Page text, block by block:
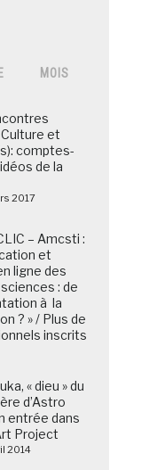
MOIS
et
comptes-
de la
2017
– Amcsti :
et
ligne des
: de
à la
? » / Plus de
inscrits
« dieu » du
d’Astro
entrée dans
Project
2014